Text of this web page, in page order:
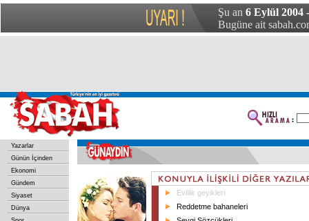
Şu an 6 Eylül 2004
Bugüne ait
Yazarlar
Günün İçinden
Ekonomi
Gündem
Siyaset
Dünya
Evlilik geyikleri
Reddetme bahaneleri